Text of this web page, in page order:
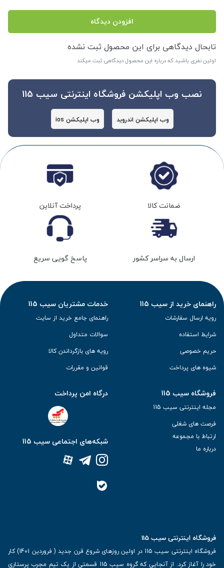
افزودن دیدگاه
تابحال دیدگاهی برای این محصول ثبت نشده
اولین نفری باشید که درباره این محصول دیدگاهی ثبت میکند
نصب وب اپلیکشن فروشگاه اینترنتی سیب 115
وب اپلیکشن اندروید وب اپلیکشن ios
ضمانت کالا پرداخت آنلاین
ارسال به سراسر کشور پاسخ گویی سریع
راهنمای خرید از سیب 115
رویه ارسال سفارشات
شرایط استفاده
حریم خصوصی
شیوه های پرداخت
خدمات مشتریان سیب 115
راهنمای جامع خرید از سایت
سوالات متداول
رویه های بازگرداندن کالا
قوانین و مقررات
فروشگاه سیب 115
مجله اینترنتی سیب 115
فرصت های شغلی
ارتباط با مجموعه
درباره ما
درگاه امن پرداخت
شبکه‌های اجتماعی سیب 115
فروشگاه اینترنتی سیب 115
فروشگاه اینترنتی سیب 115 در اولین روزهای شروع قرن جدید ( فروردین 1401) کار
خود را آغاز کرد. از آنجایی که گروه سیب 115 قسمتی از یک تیم مجرب پرستاری